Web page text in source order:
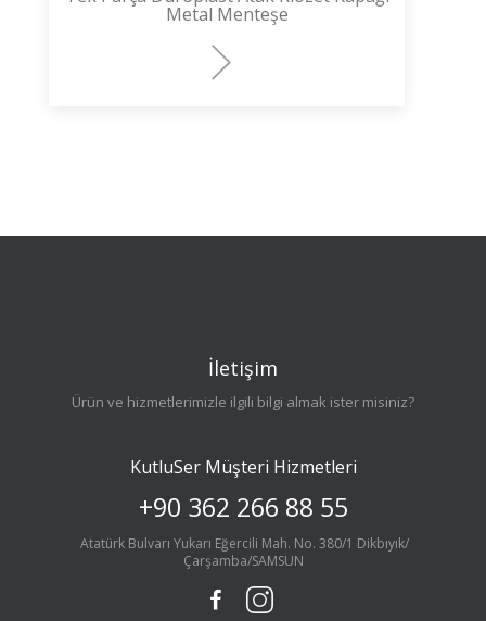
Metal Menteşe
İletişim
Ürün ve hizmetlerimizle ilgili bilgi almak ister misiniz?
KutluSer Müşteri Hizmetleri
+90 362 266 88 55
Atatürk Bulvarı Yukarı Eğercili Mah. No. 380/1 Dikbıyık/
Çarşamba/SAMSUN